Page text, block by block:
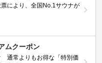
により、全国No.1サウナが
ムクーポン
通常よりもお得な「特別価